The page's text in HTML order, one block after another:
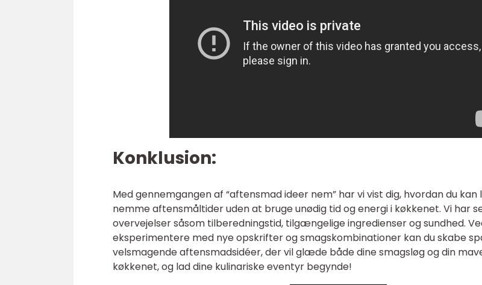
Konklusion:
Med gennemgangen af “aftensmad ideer nem” har vi vist dig, hvordan du
nemme aftensmåltider uden at bruge unødig tid og energi i køkkenet. Vi har
overvejelser såsom tilberedningstid, tilgængelige ingredienser og sundhed.
eksperimentere med nye opskrifter og smagskombinationer kan du skabe
velsmagende aftensmadsidéer, der vil glæde både dine smagsløg og din
køkkenet, og lad dine kulinariske eventyr begynde!